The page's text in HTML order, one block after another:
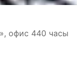
офис 440 часы